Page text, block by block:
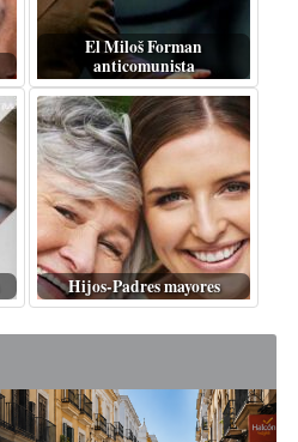
El Miloš Forman
anticomunista
Hijos-Padres mayores